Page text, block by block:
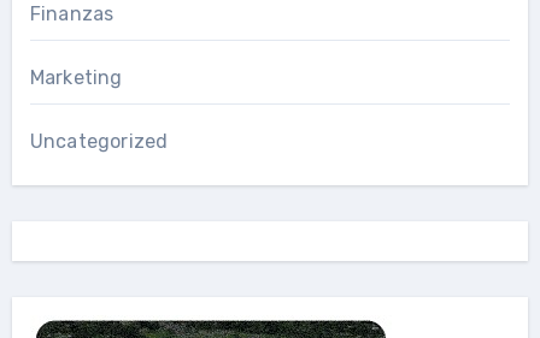
Finanzas
Marketing
Uncategorized